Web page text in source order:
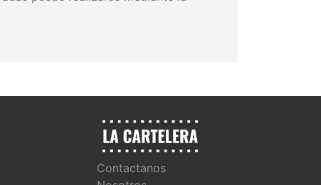
Contactanos